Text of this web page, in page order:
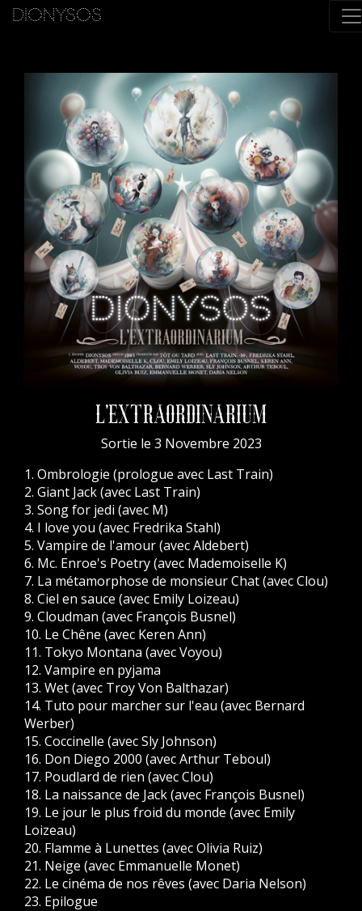
DIONYSOS
L'EXTRAORDINARIUM
Sortie le 3 Novembre 2023
1. Ombrologie (prologue avec Last Train)
2. Giant Jack (avec Last Train)
3. Song for jedi (avec M)
4. I love you (avec Fredrika Stahl)
5. Vampire de l'amour (avec Aldebert)
6. Mc. Enroe's Poetry (avec Mademoiselle K)
7. La métamorphose de monsieur Chat (avec Clou)
8. Ciel en sauce (avec Emily Loizeau)
9. Cloudman (avec François Busnel)
10. Le Chêne (avec Keren Ann)
11. Tokyo Montana (avec Voyou)
12. Vampire en pyjama
13. Wet (avec Troy Von Balthazar)
14. Tuto pour marcher sur l'eau (avec Bernard
Werber)
15. Coccinelle (avec Sly Johnson)
16. Don Diego 2000 (avec Arthur Teboul)
17. Poudlard de rien (avec Clou)
18. La naissance de Jack (avec François Busnel)
19. Le jour le plus froid du monde (avec Emily
Loizeau)
20. Flamme à Lunettes (avec Olivia Ruiz)
21. Neige (avec Emmanuelle Monet)
22. Le cinéma de nos rêves (avec Daria Nelson)
23. Epilogue